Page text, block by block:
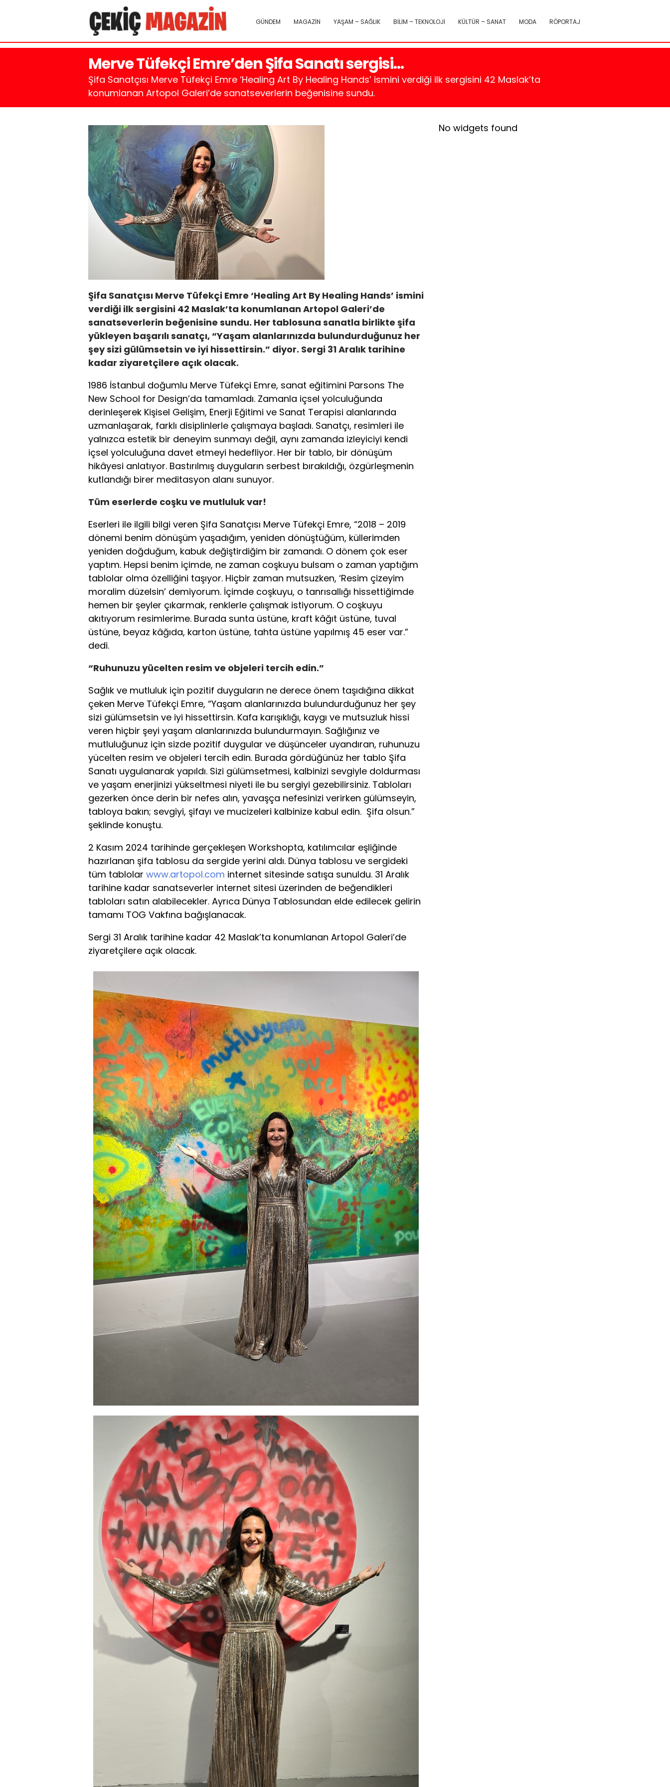
GÜNDEM MAGAZİN YAŞAM – SAĞLIK BİLİM – TEKNOLOJİ KÜLTÜR – SANAT MODA RÖPORTAJ
Merve Tüfekçi Emre’den Şifa Sanatı sergisi…
Şifa Sanatçısı Merve Tüfekçi Emre ‘Healing Art By Healing Hands’ ismini verdiği ilk sergisini 42 Maslak’ta
konumlanan Artopol Galeri’de sanatseverlerin beğenisine sundu.
Şifa Sanatçısı Merve Tüfekçi Emre ‘Healing Art By Healing Hands’ ismini
verdiği ilk sergisini 42 Maslak’ta konumlanan Artopol Galeri’de
sanatseverlerin beğenisine sundu. Her tablosuna sanatla birlikte şifa
yükleyen başarılı sanatçı, “Yaşam alanlarınızda bulundurduğunuz her
şey sizi gülümsetsin ve iyi hissettirsin.” diyor. Sergi 31 Aralık tarihine
kadar ziyaretçilere açık olacak.
1986 İstanbul doğumlu Merve Tüfekçi Emre, sanat eğitimini Parsons The
New School for Design’da tamamladı. Zamanla içsel yolculuğunda
derinleşerek Kişisel Gelişim, Enerji Eğitimi ve Sanat Terapisi alanlarında
uzmanlaşarak, farklı disiplinlerle çalışmaya başladı. Sanatçı, resimleri ile
yalnızca estetik bir deneyim sunmayı değil, aynı zamanda izleyiciyi kendi
içsel yolculuğuna davet etmeyi hedefliyor. Her bir tablo, bir dönüşüm
hikâyesi anlatıyor. Bastırılmış duyguların serbest bırakıldığı, özgürleşmenin
kutlandığı birer meditasyon alanı sunuyor.
Tüm eserlerde coşku ve mutluluk var!
Eserleri ile ilgili bilgi veren Şifa Sanatçısı Merve Tüfekçi Emre, “2018 – 2019
dönemi benim dönüşüm yaşadığım, yeniden dönüştüğüm, küllerimden
yeniden doğduğum, kabuk değiştirdiğim bir zamandı. O dönem çok eser
yaptım. Hepsi benim içimde, ne zaman coşkuyu bulsam o zaman yaptığım
tablolar olma özelliğini taşıyor. Hiçbir zaman mutsuzken, ‘Resim çizeyim
moralim düzelsin’ demiyorum. İçimde coşkuyu, o tanrısallığı hissettiğimde
hemen bir şeyler çıkarmak, renklerle çalışmak istiyorum. O coşkuyu
akıtıyorum resimlerime. Burada sunta üstüne, kraft kâğıt üstüne, tuval
üstüne, beyaz kâğıda, karton üstüne, tahta üstüne yapılmış 45 eser var.”
dedi.
“Ruhunuzu yücelten resim ve objeleri tercih edin.”
Sağlık ve mutluluk için pozitif duyguların ne derece önem taşıdığına dikkat
çeken Merve Tüfekçi Emre, “Yaşam alanlarınızda bulundurduğunuz her şey
sizi gülümsetsin ve iyi hissettirsin. Kafa karışıklığı, kaygı ve mutsuzluk hissi
veren hiçbir şeyi yaşam alanlarınızda bulundurmayın. Sağlığınız ve
mutluluğunuz için sizde pozitif duygular ve düşünceler uyandıran, ruhunuzu
yücelten resim ve objeleri tercih edin. Burada gördüğünüz her tablo Şifa
Sanatı uygulanarak yapıldı. Sizi gülümsetmesi, kalbinizi sevgiyle doldurması
ve yaşam enerjinizi yükseltmesi niyeti ile bu sergiyi gezebilirsiniz. Tabloları
gezerken önce derin bir nefes alın, yavaşça nefesinizi verirken gülümseyin,
tabloya bakın; sevgiyi, şifayı ve mucizeleri kalbinize kabul edin. Şifa olsun.”
şeklinde konuştu.
2 Kasım 2024 tarihinde gerçekleşen Workshopta, katılımcılar eşliğinde
hazırlanan şifa tablosu da sergide yerini aldı. Dünya tablosu ve sergideki
tüm tablolar www.artopol.com internet sitesinde satışa sunuldu. 31 Aralık
tarihine kadar sanatseverler internet sitesi üzerinden de beğendikleri
tabloları satın alabilecekler. Ayrıca Dünya Tablosundan elde edilecek gelirin
tamamı TOG Vakfına bağışlanacak.
Sergi 31 Aralık tarihine kadar 42 Maslak’ta konumlanan Artopol Galeri’de
ziyaretçilere açık olacak.
No widgets found